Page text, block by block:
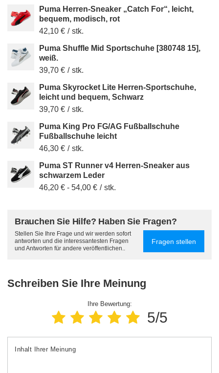
Puma Herren-Sneaker „Catch For“, leicht,
bequem, modisch, rot
42,10 € / stk.
Puma Shuffle Mid Sportschuhe [380748 15],
weiß.
39,70 € / stk.
Puma Skyrocket Lite Herren-Sportschuhe,
leicht und bequem, Schwarz
39,70 € / stk.
Puma King Pro FG/AG Fußballschuhe
Fußballschuhe leicht
46,30 € / stk.
Puma ST Runner v4 Herren-Sneaker aus
schwarzem Leder
46,20 € - 54,00 € / stk.
Brauchen Sie Hilfe? Haben Sie Fragen?
Stellen Sie Ihre Frage und wir werden sofort
antworten und die interessantesten Fragen
und Antworten für andere veröffentlichen..
Fragen stellen
Schreiben Sie Ihre Meinung
Ihre Bewertung:
5/5
Inhalt Ihrer Meinung